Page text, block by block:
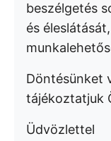
beszélgetés
és
Döntésünket
tájékoztatjuk
Üdvözlettel